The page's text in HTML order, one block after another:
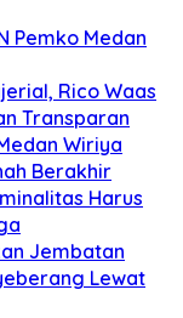
Pemko Medan
Rico Waas
Transparan
Wiriya
Berakhir
Harus
Jembatan
Lewat